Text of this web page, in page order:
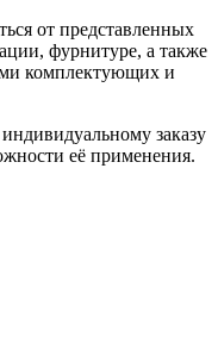
от представленных
фурнитуре, а также
комплектующих и
заказу
её применения.